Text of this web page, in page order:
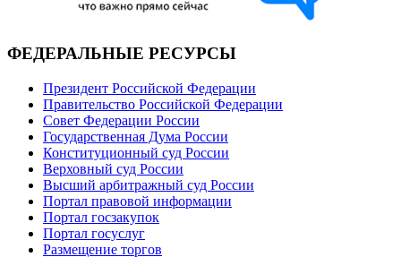
ФЕДЕРАЛЬНЫЕ РЕСУРСЫ
Президент Российской Федерации
Правительство Российской Федерации
Совет Федерации России
Государственная Дума России
Конституционный суд России
Верховный суд России
Высший арбитражный суд России
Портал правовой информации
Портал госзакупок
Портал госуслуг
Размещение торгов